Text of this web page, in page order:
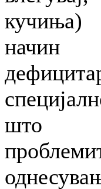
начин
што